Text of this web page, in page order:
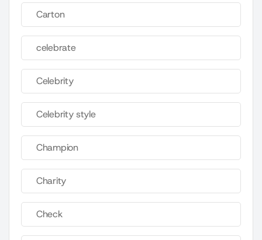
Carton
celebrate
Celebrity
Celebrity style
Champion
Charity
Check